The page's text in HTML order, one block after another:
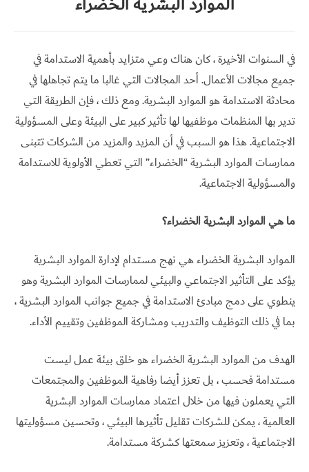
Englishفي السنوات الأخيرة ، كان هناك وعي متزايد بأهمية الاستدامة في
جميع مجالات الأعمال. أحد المجالات التي غالبا ما يتم تجاهلها في
محادثة الاستدامة هو الموارد البشرية. ومع ذلك ، فإن الطريقة التي
تدير بها المنظمات موظفيها لها تأثير كبير على البيئة وعلى المسؤولية
الاجتماعية. هذا هو السبب في أن المزيد والمزيد من الشركات تتبنى
ممارسات الموارد البشرية “الخضراء” التي تعطي الأولوية للاستدامة
والمسؤولية الاجتماعية.
ما هي الموارد البشرية الخضراء؟
الموارد البشرية الخضراء هي نهج مستدام لإدارة الموارد البشرية
يؤكد على التأثير الاجتماعي والبيئي لممارسات الموارد البشرية وهو
ينطوي على دمج مبادئ الاستدامة في جميع جوانب الموارد البشرية ،
بما في ذلك التوظيف والتدريب ومشاركة الموظفين وتقييم الأداء.
الهدف من الموارد البشرية الخضراء هو خلق بيئة عمل ليست
مستدامة فحسب ، بل تعزز أيضا رفاهية الموظفين والمجتمعات
التي يعملون فيها من خلال اعتماد ممارسات الموارد البشرية
العالمية ، يمكن للشركات تقليل تأثيرها البيئي ، وتحسين مسؤوليتها
الاجتماعية ، وتعزيز سمعتها كشركة مستدامة.